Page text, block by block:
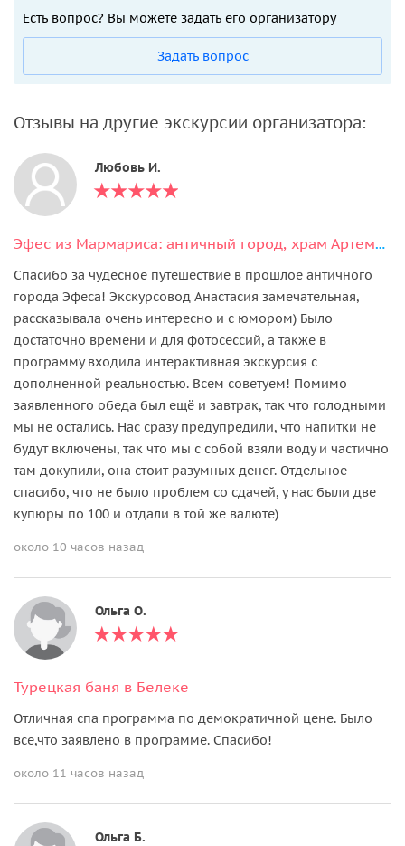
Есть вопрос? Вы можете задать его организатору
Задать вопрос
Отзывы на другие экскурсии организатора:
Любовь И.
Эфес из Мармариса: античный город, храм Артемиды и святыни региона
Спасибо за чудесное путешествие в прошлое античного
города Эфеса! Экскурсовод Анастасия замечательная,
рассказывала очень интересно и с юмором) Было
достаточно времени и для фотосессий, а также в
программу входила интерактивная экскурсия с
дополненной реальностью. Всем советуем! Помимо
заявленного обеда был ещё и завтрак, так что голодными
мы не остались. Нас сразу предупредили, что напитки не
будут включены, так что мы с собой взяли воду и частично
там докупили, она стоит разумных денег. Отдельное
спасибо, что не было проблем со сдачей, у нас были две
купюры по 100 и отдали в той же валюте)
около 10 часов назад
Ольга О.
Турецкая баня в Белекe
Отличная спа программа по демократичной цене. Было
все,что заявлено в программе. Спасибо!
около 11 часов назад
Ольга Б.